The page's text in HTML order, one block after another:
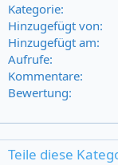
Kategorie
Hinzugefügt von
Hinzugefügt am
Aufrufe
Kommentare
Bewertung
Teile diese